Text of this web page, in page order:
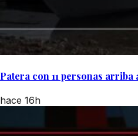
Patera con 11 personas arriba
hace 16h